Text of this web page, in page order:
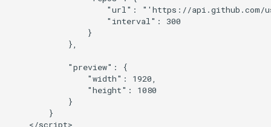
"url": "'https://api.github.com/
                    "interval": 300
                }
            },
            "preview": {
                "width": 1920,
                "height": 1080
            }
        }
    </script>